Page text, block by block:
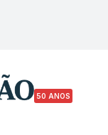
50 ANOS